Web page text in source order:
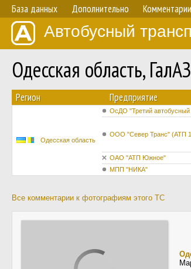
База данных Дополнительно Комментарии
Автобусный
Одесская область,
Регион Предприятие
Одесская область
ОсДО "Третий автобусный
ООО "Север Транс" (АТП
ОАО "АТП Южное"
МПП "НИКА"
Все комментарии к фотографиям этого ТС